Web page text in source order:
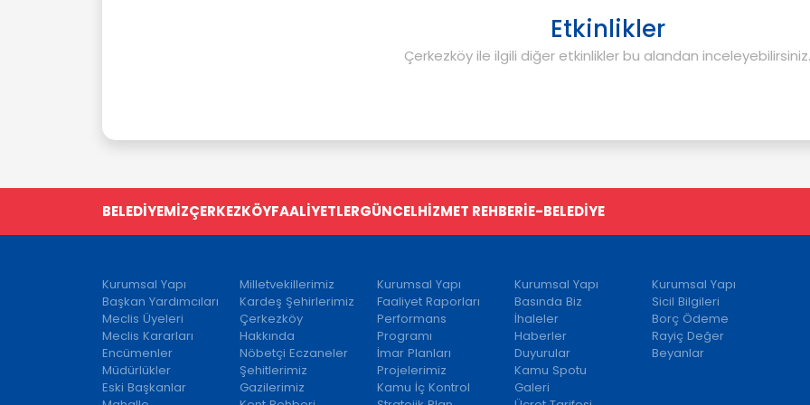
Etkinlikler
Çerkezköy ile ilgili diğer etkinlikler bu alandan inceleyebilirsiniz.
BELEDİYEMİZÇERKEZKÖYFAALİYETLERGÜNCELHİZMET REHBERİE-BELEDİYE
Kurumsal Yapı
Başkan Yardımcıları
Meclis Üyeleri
Meclis Kararları
Encümenler
Müdürlükler
Eski Başkanlar
Milletvekillerimiz
Kardeş Şehirlerimiz
Çerkezköy
Hakkında
Nöbetçi Eczaneler
Şehitlerimiz
Gazilerimiz
Kurumsal Yapı
Faaliyet Raporları
Performans
Programı
İmar Planları
Projelerimiz
Kamu İç Kontrol
Kurumsal Yapı
Basında Biz
İhaleler
Haberler
Duyurular
Kamu Spotu
Galeri
Kurumsal Yapı
Sicil Bilgileri
Borç Ödeme
Rayiç Değer
Beyanlar